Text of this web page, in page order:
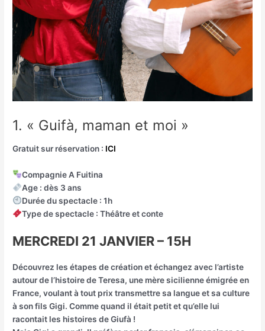
1. « Guifà, maman et moi »
Gratuit sur réservation : ICI
Compagnie A Fuitina
Age : dès 3 ans
Durée du spectacle : 1h
Type de spectacle : Théâtre et conte
MERCREDI 21 JANVIER – 15H
Découvrez les étapes de création et échangez avec l’artiste
autour de l’histoire de Teresa, une mère sicilienne émigrée en
France, voulant à tout prix transmettre sa langue et sa culture
à son fils Gigi. Comme quand il était petit et qu’elle lui
racontait les histoires de Giufà !